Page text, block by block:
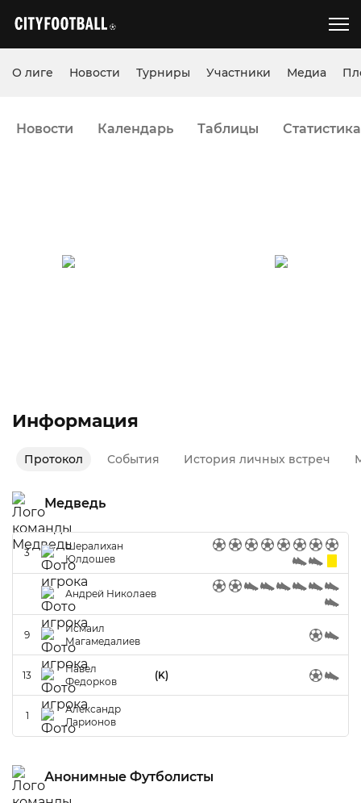
О лиге Новости Турниры Участники Медиа
Новости Календарь Таблицы Статистика
Информация
Протокол События История личных встреч
Медведь
3
Шералихан
Юлдошев
Андрей Николаев
9
Исмаил
Магамедалиев
13
Павел
Федорков
(K)
1
Александр
Ларионов
Анонимные Футболисты